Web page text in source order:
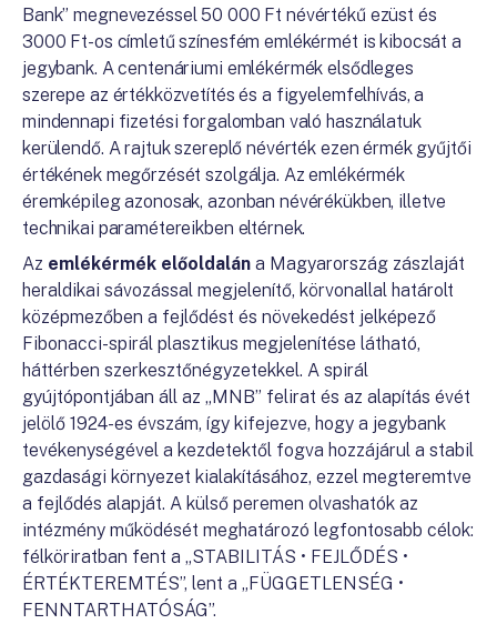
Bank” megnevezéssel 50 000 Ft névértékű ezüst és
3000 Ft-os címletű színesfém emlékérmét is kibocsát a
jegybank. A centenáriumi emlékérmék elsődleges
szerepe az értékközvetítés és a figyelemfelhívás, a
mindennapi fizetési forgalomban való használatuk
kerülendő. A rajtuk szereplő névérték ezen érmék gyűjtői
értékének megőrzését szolgálja. Az emlékérmék
éremképileg azonosak, azonban névérékükben, illetve
technikai paramétereikben eltérnek.
Az emlékérmék előoldalán a Magyarország zászlaját
heraldikai sávozással megjelenítő, körvonallal határolt
középmezőben a fejlődést és növekedést jelképező
Fibonacci-spirál plasztikus megjelenítése látható,
háttérben szerkesztőnégyzetekkel. A spirál
gyújtópontjában áll az „MNB” felirat és az alapítás évét
jelölő 1924-es évszám, így kifejezve, hogy a jegybank
tevékenységével a kezdetektől fogva hozzájárul a stabil
gazdasági környezet kialakításához, ezzel megteremtve
a fejlődés alapját. A külső peremen olvashatók az
intézmény működését meghatározó legfontosabb célok:
félköriratban fent a „STABILITÁS • FEJLŐDÉS •
ÉRTÉKTEREMTÉS”, lent a „FÜGGETLENSÉG •
FENNTARTHATÓSÁG”.